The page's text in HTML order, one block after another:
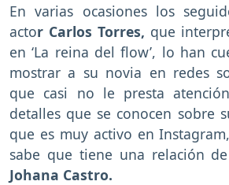
En varias ocasiones los
actor Carlos Torres, que
en ‘La reina del flow’, lo han
mostrar a su novia en redes
que casi no le presta
detalles que se conocen sobre
que es muy activo en
sabe que tiene una relación
Johana Castro.